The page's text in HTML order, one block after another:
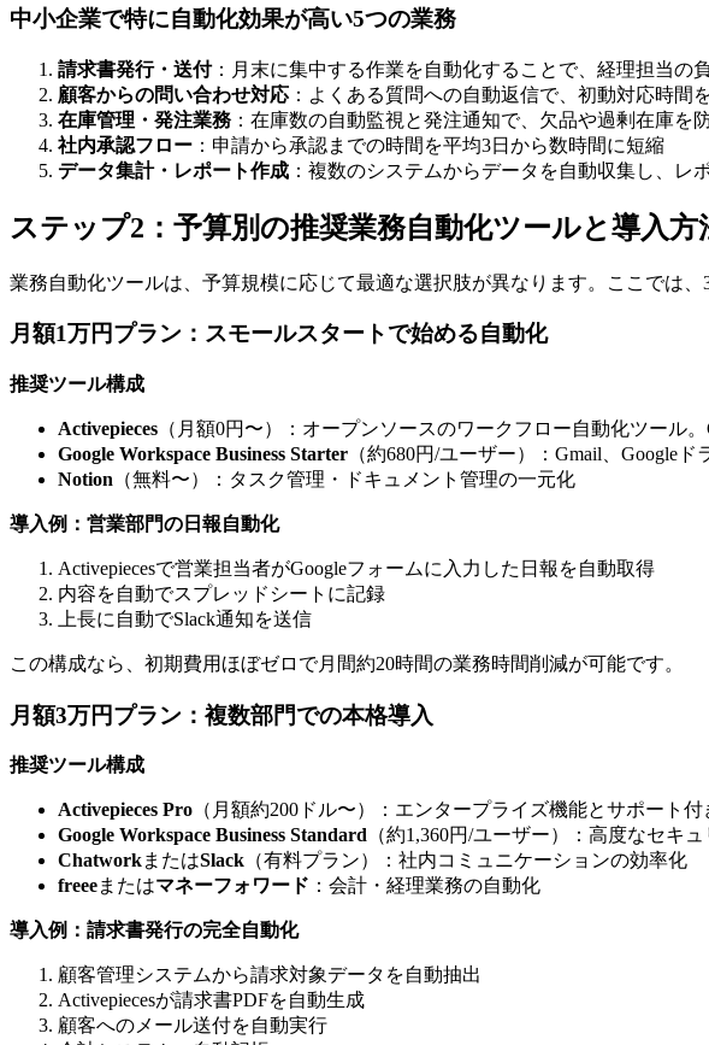
中小企業で特に自動化効果が高い5つの業務
請求書発行・送付：月末に集中する作業を自動化することで、経理担当の
顧客からの問い合わせ対応 ：よくある質問への自動返信で、初動対応時間
在庫管理・発注業務 ：在庫数の自動監視と発注通知で、欠品や過剰在庫を
社内承認フロー ：申請から承認までの時間を平均3日から数時間に短縮
データ集計・レポート作成 ：複数のシステムからデータを自動収集し、レ
ステップ2：予算別の推奨業務自動化ツールと導入方
業務自動化ツールは、予算規模に応じて最適な選択肢が異なります。ここでは
月額1万円プラン：スモールスタートで始める自動化
推奨ツール構成
Activepieces （月額0円〜）：オープンソースのワークフロー自動化ツール
Google Workspace Business Starter （約680円/ユーザー）：Gmail、Google
Notion （無料〜）：タスク管理・ドキュメント管理の一元化
導入例：営業部門の日報自動化
Activepiecesで営業担当者がGoogleフォームに入力した日報を自動取得
内容を自動でスプレッドシートに記録
上長に自動でSlack通知を送信
この構成なら、初期費用ほぼゼロで月間約20時間の業務時間削減が可能です。
月額3万円プラン：複数部門での本格導入
推奨ツール構成
Activepieces Pro （月額約200ドル〜）：エンタープライズ機能とサポート付
Google Workspace Business Standard （約1,360円/ユーザー）：高度なセキ
ChatworkまたはSlack （有料プラン）：社内コミュニケーションの効率化
freeeまたはマネーフォワード ：会計・経理業務の自動化
導入例：請求書発行の完全自動化
顧客管理システムから請求対象データを自動抽出
Activepiecesが請求書PDFを自動生成
顧客へのメール送付を自動実行